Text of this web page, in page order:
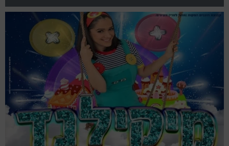
הצגות תיאטרון
מחזות זמר
מחול ובלט
קונצרטים
הרצאות